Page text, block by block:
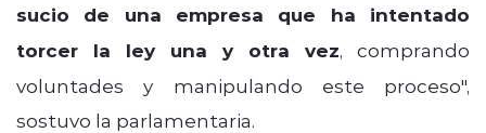
sucio de una empresa que ha intentado
torcer la ley una y otra vez, comprando
voluntades y manipulando este proceso",
sostuvo la parlamentaria.